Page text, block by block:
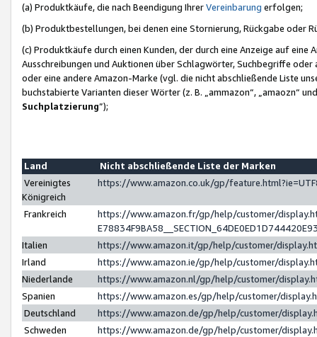
(a) Produktkäufe, die nach Beendigung IhrerVereinbarung erfolgen;
(b) Produktbestellungen, bei denen eine Stornierung, Rückgabe oder
(c) Produktkäufe durch einen Kunden, der durch eine Anzeige auf
Ausschreibungen und Auktionen über Schlagwörter, Suchbegriffe
oder eine andere Amazon-Marke (vgl. die nicht abschließende Liste
buchstabierte Varianten dieser Wörter (z. B. „ammazon“, „amaozn“
Suchplatzierung”);
Land
Nicht abschließende Liste der Marken
Vereinigtes
Königreich
https://www.amazon.co.uk/gp/
Frankreich
https://www.amazon.fr/gp/help/customer/
Italien
https://www.amazon.it/gp/help/customer/
Irland
https://www.amazon.ie/gp/help/customer/
Niederlande
https://www.amazon.nl/gp/help/customer/
Spanien
https://www.amazon.es/gp/help/customer/
Deutschland
https://www.amazon.de/gp/help/customer/
Schweden
https://www.amazon.de/gp/help/customer/